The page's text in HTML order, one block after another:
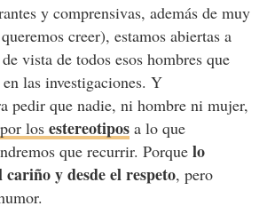
y comprensivas, además de muy
creer), estamos abiertas a
vista de todos esos hombres que
las investigaciones. Y
pedir que nadie, ni hombre ni mujer,
los estereotiposa lo que
que recurrir. Porquelo
cariño y desde el respeto, pero